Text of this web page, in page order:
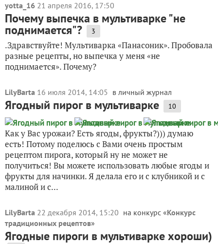
yotta_16 21 апреля 2016, 17:50
Почему выпечка в мультиварке "не
поднимается"? 3
.Здравствуйте! Мультиварка «Панасоник». Пробовала
разные рецепты, но выпечка у меня «не
поднимается». Почему?
LilyBarta 16 июля 2014, 14:05 в личный журнал
Ягодный пирог в мультиварке 10
Как у Вас урожаи? Есть ягоды, фрукты?))) думаю
есть! Потому поделюсь с Вами очень простым
рецептом пирога, который ну не может не
получиться! Вы можете использовать любые ягоды и
фрукты для начинки. Я делала его и с клубникой и с
малиной и с...
LilyBarta 22 декабря 2014, 15:20 на конкурс «Конкурс
традиционных рецептов»
Ягодные пироги в мультиварке хороши)